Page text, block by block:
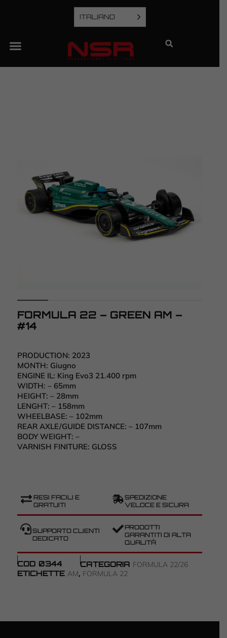
ITALIANO
FORMULA 22 – GREEN AM –
#14
PRODUCTION: 2023
MONTH: Giugno
ENGINE IL: King Evo3 21.400 rpm
WIDTH: – 65mm
HEIGHT: – 28mm
LENGHT: – 158mm
WHEELBASE: – 102mm
REAR AXLE/GUIDE DISTANCE: – 107mm
BODY WEIGHT: –
VARNISH FINITURE: GLOSS
RESI FACILI E
GRATUITI
SPEDIZIONE
VELOCE E SICURA
SUPPORTO CLIENTI
DEDICATO
PRODOTTI
GARANTITI DI ALTA
QUALITÀ
COD 0344 CATEGORIA FORMULA 22/26
ETICHETTE AM, FORMULA 22